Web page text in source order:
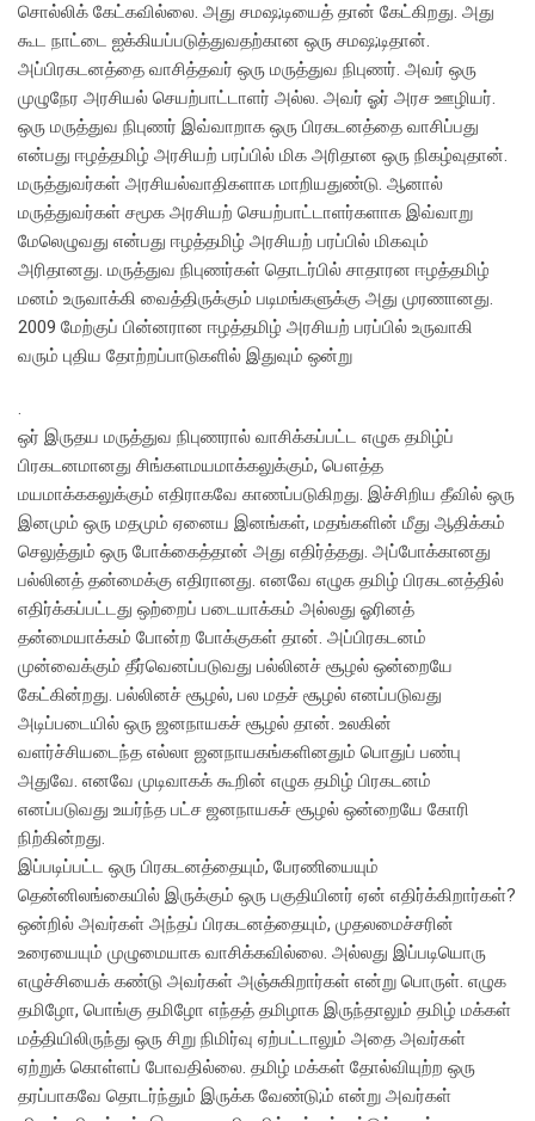
சொல்லிக் கேட்கவில்லை. அது சமஷ;டியைத் தான் கேட்கிறது. அது
கூட நாட்டை ஐக்கியப்படுத்துவதற்கான ஒரு சமஷ;டிதான்.
அப்பிரகடனத்தை வாசித்தவர் ஒரு மருத்துவ நிபுணர். அவர் ஒரு
முழுநேர அரசியல் செயற்பாட்டாளர் அல்ல. அவர் ஓர் அரச ஊழியர்.
ஒரு மருத்துவ நிபுணர் இவ்வாறாக ஒரு பிரகடனத்தை வாசிப்பது
என்பது ஈழத்தமிழ் அரசியற் பரப்பில் மிக அரிதான ஒரு நிகழ்வுதான்.
மருத்துவர்கள் அரசியல்வாதிகளாக மாறியதுண்டு. ஆனால்
மருத்துவர்கள் சமூக அரசியற் செயற்பாட்டாளர்களாக இவ்வாறு
மேலெழுவது என்பது ஈழத்தமிழ் அரசியற் பரப்பில் மிகவும்
அரிதானது. மருத்துவ நிபுணர்கள் தொடர்பில் சாதாரன ஈழத்தமிழ்
மனம் உருவாக்கி வைத்திருக்கும் படிமங்களுக்கு அது முரணானது.
2009 மேற்குப் பின்னரான ஈழத்தமிழ் அரசியற் பரப்பில் உருவாகி
வரும் புதிய தோற்றப்பாடுகளில் இதுவும் ஒன்று
.
ஒர் இருதய மருத்துவ நிபுணரால் வாசிக்கப்பட்ட எழுக தமிழ்ப்
பிரகடனமானது சிங்களமயமாக்கலுக்கும், பௌத்த
மயமாக்ககலுக்கும் எதிராகவே காணப்படுகிறது. இச்சிறிய தீவில் ஒரு
இனமும் ஒரு மதமும் ஏனைய இனங்கள், மதங்களின் மீது ஆதிக்கம்
செலுத்தும் ஒரு போக்கைத்தான் அது எதிர்த்தது. அப்போக்கானது
பல்லினத் தன்மைக்கு எதிரானது. எனவே எழுக தமிழ் பிரகடனத்தில்
எதிர்க்கப்பட்டது ஒற்றைப் படையாக்கம் அல்லது ஓரினத்
தன்மையாக்கம் போன்ற போக்குகள் தான். அப்பிரகடனம்
முன்வைக்கும் தீர்வெனப்படுவது பல்லினச் சூழல் ஒன்றையே
கேட்கின்றது. பல்லினச் சூழல், பல மதச் சூழல் எனப்படுவது
அடிப்படையில் ஒரு ஜனநாயகச் சூழல் தான். உலகின்
வளர்ச்சியடைந்த எல்லா ஜனநாயகங்களினதும் பொதுப் பண்பு
அதுவே. எனவே முடிவாகக் கூறின் எழுக தமிழ் பிரகடனம்
எனப்படுவது உயர்ந்த பட்ச ஜனநாயகச் சூழல் ஒன்றையே கோரி
நிற்கின்றது.
இப்படிப்பட்ட ஒரு பிரகடனத்தையும், பேரணியையும்
தென்னிலங்கையில் இருக்கும் ஒரு பகுதியினர் ஏன் எதிர்க்கிறார்கள்?
ஒன்றில் அவர்கள் அந்தப் பிரகடனத்தையும், முதலமைச்சரின்
உரையையும் முழுமையாக வாசிக்கவில்லை. அல்லது இப்படியொரு
எழுச்சியைக் கண்டு அவர்கள் அஞ்சுகிறார்கள் என்று பொருள். எழுக
தமிழோ, பொங்கு தமிழோ எந்தத் தமிழாக இருந்தாலும் தமிழ் மக்கள்
மத்தியிலிருந்து ஒரு சிறு நிமிர்வு ஏற்பட்டாலும் அதை அவர்கள்
ஏற்றுக் கொள்ளப் போவதில்லை. தமிழ் மக்கள் தோல்வியுற்ற ஒரு
தரப்பாகவே தொடர்ந்தும் இருக்க வேண்டு;ம் என்று அவர்கள்